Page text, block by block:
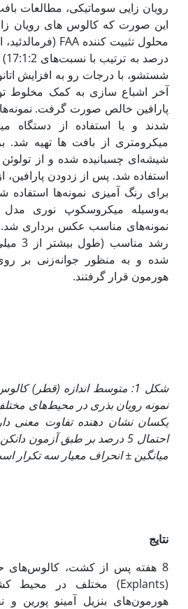
رویان زایی سوماتیکی، مطالعات
شستشو، با درجات رو به افزایش
آخر اشباع سازی به کمک مخلوط
پارافین خالص صورت گرفت.
میکرو‌متری از بافت ها تهیه شد.
شیشه‌ای چسبانیده شده و از تولوئن
استفاده شد. پس از زدودن پارافین،
نمونه‌های مناسب عکس برداری شد.
رشد
هورمون قرار گرفتند.
شکل 1: متوسط اندازه (قطر)
نمونه رویان بذری در محیط‌های
یکسان نشان دهنده تفاوت معنی
احتمال 5 درصد بر طبق آزمون
میانگین ±انحراف معیار سه تکرار
نتایج
8 هفته پس از کشت، کالوس‌های
هورمون‌های بنزیل آمینو پورین و